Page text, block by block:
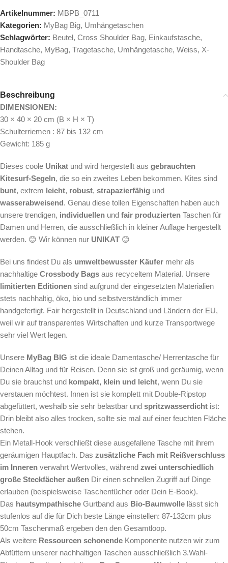
Artikelnummer: MBPB_0711
Kategorien: MyBag Big, Umhängetaschen
Schlagwörter: Beutel, Cross Shoulder Bag, Einkaufstasche,
Handtasche, MyBag, Tragetasche, Umhängetasche, Weiss, X-
Shoulder Bag
Beschreibung
DIMENSIONEN:
30 × 40 × 20 cm (B × H × T)
Schulterriemen : 87 bis 132 cm
Gewicht: 185 g
Dieses coole Unikat und wird hergestellt aus gebrauchten
Kitesurf-Segeln, die so ein zweites Leben bekommen. Kites sind
bunt, extrem leicht, robust, strapazierfähig und
wasserabweisend. Genau diese tollen Eigenschaften haben auch
unsere trendigen, individuellen und fair produzierten Taschen für
Damen und Herren, die ausschließlich in kleiner Auflage hergestellt
werden. 😊 Wir können nur UNIKAT 😊
Bei uns findest Du als umweltbewusster Käufer mehr als
nachhaltige Crossbody Bags aus recyceltem Material. Unsere
limitierten Editionen sind aufgrund der eingesetzten Materialien
stets nachhaltig, öko, bio und selbstverständlich immer
handgefertigt. Fair hergestellt in Deutschland und Ländern der EU,
weil wir auf transparentes Wirtschaften und kurze Transportwege
sehr viel Wert legen.
Unsere MyBag BIG ist die ideale Damentasche/ Herrentasche für
Deinen Alltag und für Reisen. Denn sie ist groß und geräumig, wenn
Du sie brauchst und kompakt, klein und leicht, wenn Du sie
verstauen möchtest. Innen ist sie komplett mit Double-Ripstop
abgefüttert, weshalb sie sehr belastbar und spritzwasserdicht ist:
Drin bleibt also alles trocken, sollte sie mal auf einer feuchten Fläche
stehen.
Ein Metall-Hook verschließt diese ausgefallene Tasche mit ihrem
geräumigen Hauptfach. Das zusätzliche Fach mit Reißverschluss
im Inneren verwahrt Wertvolles, während zwei unterschiedlich
große Steckfächer außen Dir einen schnellen Zugriff auf Dinge
erlauben (beispielsweise Taschentücher oder Dein E-Book).
Das hautsympathische Gurtband aus Bio-Baumwolle lässt sich
stufenlos auf die für Dich beste Länge einstellen: 87-132cm plus
50cm Taschenmaß ergeben den den Gesamtloop.
Als weitere Ressourcen schonende Komponente nutzen wir zum
Abfüttern unserer nachhaltigen Taschen ausschließlich 3.Wahl-